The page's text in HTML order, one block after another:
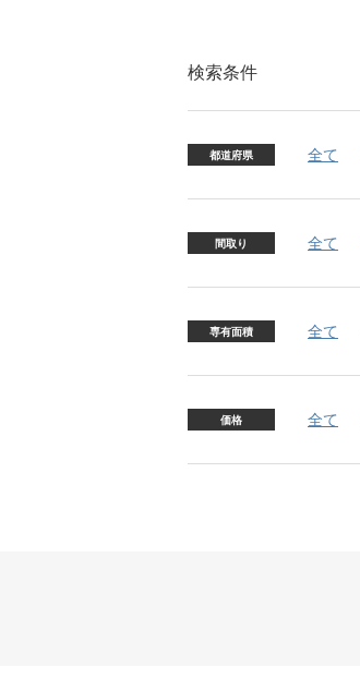
検索条件
都道府県 全て
間取り 全て
専有面積 全て
価格 全て